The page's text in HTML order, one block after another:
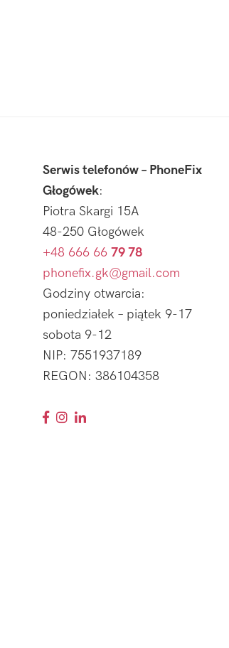
Serwis telefonów – PhoneFix
Głogówek:
Piotra Skargi 15A
48-250 Głogówek
+48 666 66 79 78
phonefix.gk@gmail.com
Godziny otwarcia:
poniedziałek – piątek 9-17
sobota 9-12
NIP: 7551937189
REGON: 386104358